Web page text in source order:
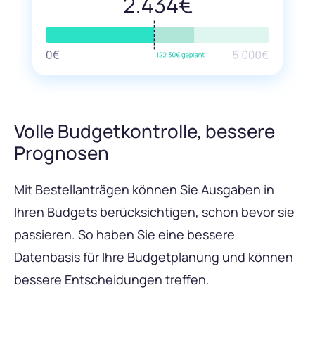
Volle Budgetkontrolle, bessere
Prognosen
Mit Bestellanträgen können Sie Ausgaben in
Ihren Budgets berücksichtigen, schon bevor sie
passieren. So haben Sie eine bessere
Datenbasis für Ihre Budgetplanung und können
bessere Entscheidungen treffen.